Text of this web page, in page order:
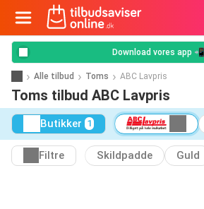
Download vores app 📲
Alle tilbud Toms ABC Lavpris
Toms tilbud ABC Lavpris
Butikker 1
Filtre Skildpadde Guld